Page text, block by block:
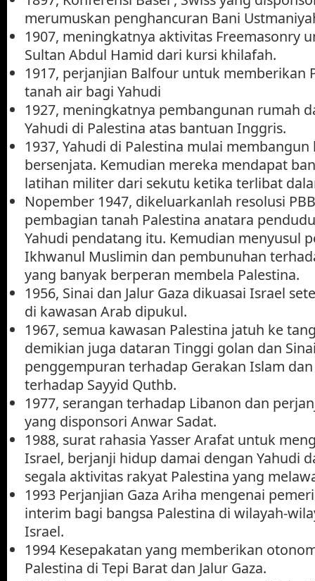
merumuskan penghancuran Bani
1907, meningkatnya aktivitas Freemasonry
Sultan Abdul Hamid dari kursi khilafah.
1917, perjanjian Balfour untuk memberikan
tanah air bagi Yahudi
1927, meningkatnya pembangunan rumah
Yahudi di Palestina atas bantuan Inggris.
1937, Yahudi di Palestina mulai
bersenjata. Kemudian mereka mendapat
latihan militer dari sekutu ketika terlibat
Nopember 1947, dikeluarkanlah resolusi
pembagian tanah Palestina anatara
Yahudi pendatang itu. Kemudian menyusul
Ikhwanul Muslimin dan pembunuhan
yang banyak berperan membela Palestina.
1956, Sinai dan Jalur Gaza dikuasai Israel
di kawasan Arab dipukul.
1967, semua kawasan Palestina jatuh ke
demikian juga dataran Tinggi golan dan
penggempuran terhadap Gerakan Islam
terhadap Sayyid Quthb.
1977, serangan terhadap Libanon dan
yang disponsori Anwar Sadat.
1988, surat rahasia Yasser Arafat untuk
Israel, berjanji hidup damai dengan Yahudi
segala aktivitas rakyat Palestina yang
1993 Perjanjian Gaza Ariha mengenai
interim bagi bangsa Palestina di wilayah-
Israel.
1994 Kesepakatan yang memberikan
Palestina di Tepi Barat dan Jalur Gaza.